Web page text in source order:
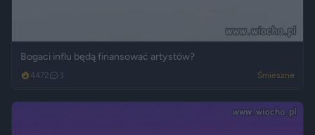
Bogaci influ będą finansować artystów?
4472 3 Śmieszne